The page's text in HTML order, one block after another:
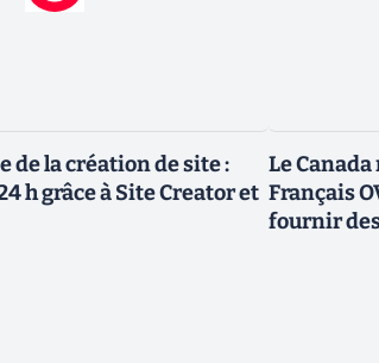
de la création de site :
h grâce à Site Creator et
Le
Français
fournir